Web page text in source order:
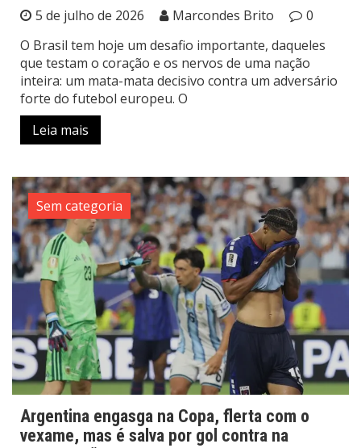
5 de julho de 2026 Marcondes Brito
0
O Brasil tem hoje um desafio importante, daqueles
que testam o coração e os nervos de uma nação
inteira: um mata-mata decisivo contra um adversário
forte do futebol europeu. O
Leia mais
Sem categoria
Argentina engasga na Copa, flerta com o
vexame, mas é salva por gol contra na